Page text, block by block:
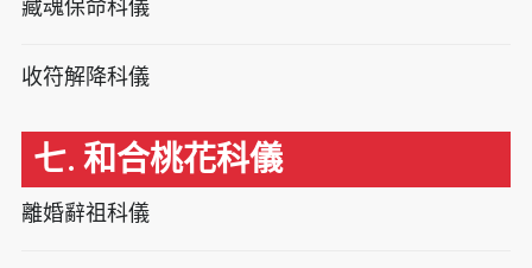
藏魂保命科儀
收符解降科儀
七. 和合桃花科儀
離婚辭祖科儀